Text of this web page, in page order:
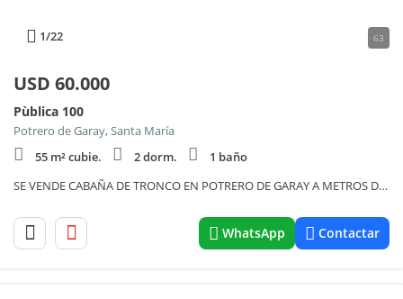
1/22 63
USD 60.000
Pùblica 100
Potrero de Garay, Santa María
55 m² cubie.
2 dorm.
1 baño
SE VENDE CABAÑA DE TRONCO EN POTRERO DE GARAY A METROS DEL RÍO SAN PEDRO- 795
WhatsApp Contactar